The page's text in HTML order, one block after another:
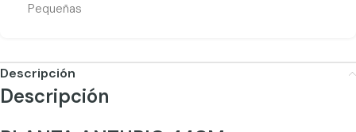
Pequeñas
Descripción
Descripción